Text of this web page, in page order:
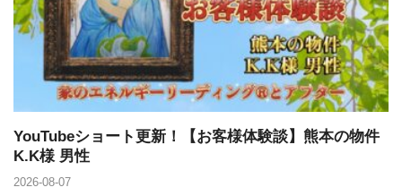
YouTubeショート更新！【お客様体験談】熊本の物件
K.K様 男性
2026-08-07